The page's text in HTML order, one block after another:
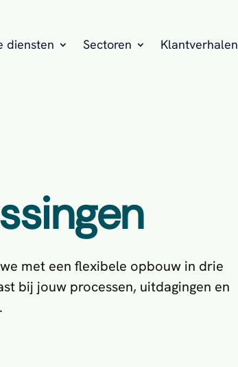
diensten Sectoren Klantverhalen
met een flexibele opbouw in drie
bij jouw processen, uitdagingen en